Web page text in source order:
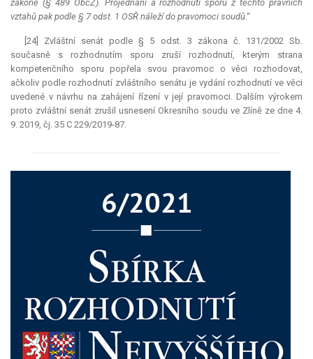
zákoně (§ 489 ObčZ). Projednání a rozhodnutí sporů z těchto právních
vztahů pak podle § 7 odst. 1 OSŘ náleží do pravomoci soudů.“
[24] Zvláštní senát podle § 5 odst. 3 zákona č. 131/2002 Sb.
současně s rozhodnutím sporu zruší rozhodnutí, kterým strana
kompetenčního sporu popřela svou pravomoc o věci rozhodovat,
ačkoliv podle rozhodnutí zvláštního senátu je vydání rozhodnutí ve věci
uvedené v návrhu na zahájení řízení v její pravomoci. Dalším výrokem
proto zvláštní senát zrušil usnesení Okresního soudu ve Zlíně ze dne 4.
9. 2019, čj. 35 C 229/2019-87.